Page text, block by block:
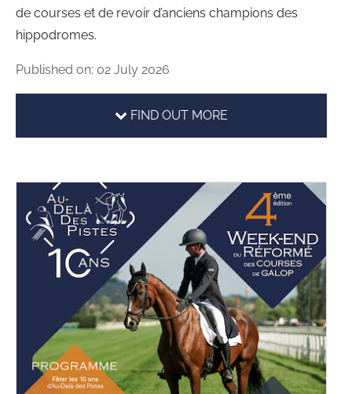
de courses et de revoir d’anciens champions des
hippodromes.
Published on: 02 July 2026
FIND OUT MORE